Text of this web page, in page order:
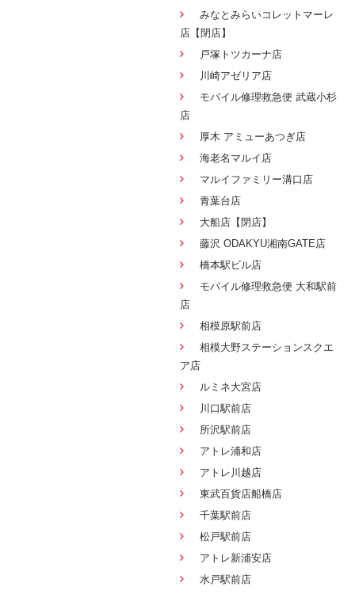
みなとみらいコレットマーレ
店【閉店】
戸塚トツカーナ店
川崎アゼリア店
モバイル修理救急便 武蔵小杉
店
厚木 アミューあつぎ店
海老名マルイ店
マルイファミリー溝口店
青葉台店
大船店【閉店】
藤沢 ODAKYU湘南GATE店
橋本駅ビル店
モバイル修理救急便 大和駅前
店
相模原駅前店
相模大野ステーションスクエ
ア店
ルミネ大宮店
川口駅前店
所沢駅前店
アトレ浦和店
アトレ川越店
東武百貨店船橋店
千葉駅前店
松戸駅前店
アトレ新浦安店
水戸駅前店